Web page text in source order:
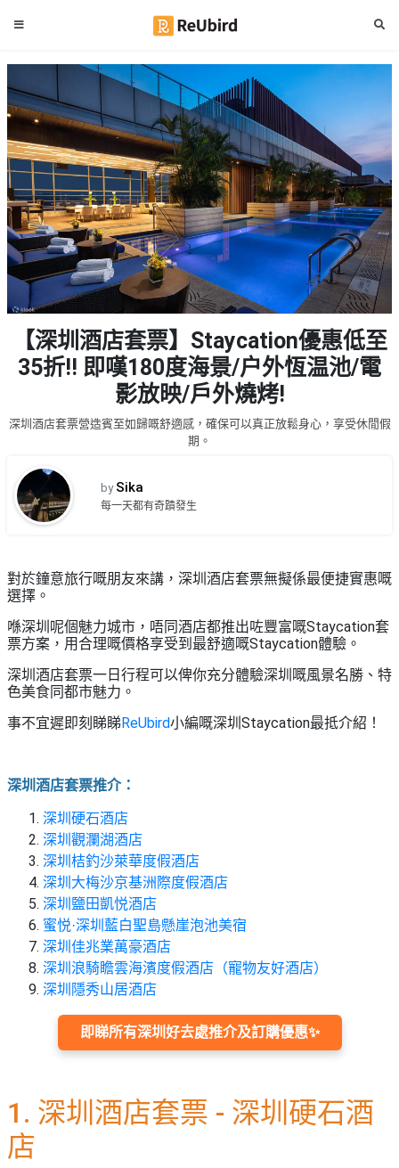
繁
中
EN
登
入
註
冊
及
分
Party
到
會
食
特
色
蛋
花
及
花
藝
禮
品
訂
製
禮
置
用
品
活
型
搞
朋
友
祝
生
日
拍
拖
企
業/
婚
活
攻
略
動
略
員
會
員
需
知
情
侶
們
關
於
日
拍
拖
好
去
處
#
室
內
好
去
處
物
區
好
去
#Party
Room
#
影
好
去
處
食
親
子
好
去
處
節
日
週
末
好
【深圳酒店套票】Staycation優惠低至
35折!! 即嘆180度海景/户外恆温池/電
影放映/戶外燒烤!
深圳酒店套票營造賓至如歸嘅舒適感，確保可以真正放鬆身心，享受休閒假
期。
by Sika
每一天都有奇蹟發生
對於鐘意旅行嘅朋友來講，深圳酒店套票無擬係最便捷實惠嘅
選擇。
喺深圳呢個魅力城市，唔同酒店都推出咗豐富嘅Staycation套
票方案，用合理嘅價格享受到最舒適嘅Staycation體驗。
深圳酒店套票一日行程可以俾你充分體驗深圳嘅風景名勝、特
色美食同都市魅力。
事不宜遲即刻睇睇ReUbird小編嘅深圳Staycation最抵介紹！
深圳酒店套票推介：
深圳硬石酒店
深圳觀瀾湖酒店
深圳桔釣沙萊華度假酒店
深圳大梅沙京基洲際度假酒店
深圳鹽田凱悦酒店
蜜悦·深圳藍白聖島懸崖泡池美宿
深圳佳兆業萬豪酒店
深圳浪騎瞻雲海濱度假酒店（寵物友好酒店）
深圳隱秀山居酒店
即睇所有深圳好去處推介及訂購優惠✨
1. 深圳酒店套票 - 深圳硬石酒
店